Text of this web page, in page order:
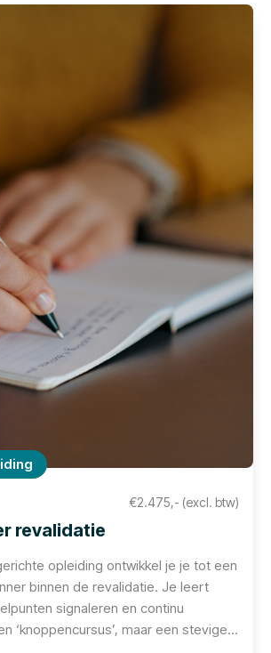
€2.475,- (excl. btw)
revalidatie
opleiding ontwikkel je je tot een
binnen de revalidatie. Je leert
signaleren en continu
‘knoppencursus’, maar een stevige